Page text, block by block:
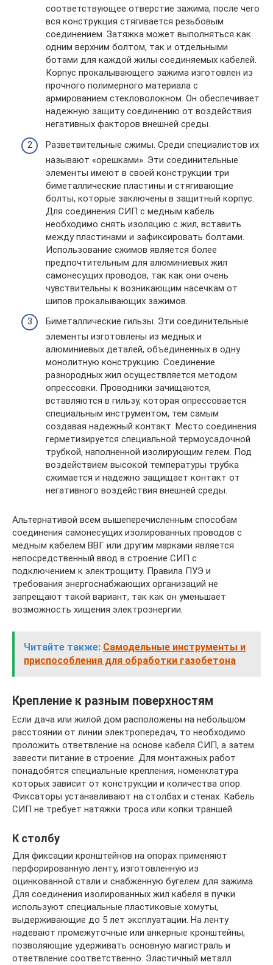
соответствующее отверстие зажима, после чего
вся конструкция стягивается резьбовым
соединением. Затяжка может выполняться как
одним верхним болтом, так и отдельными
ботами для каждой жилы соединяемых кабелей.
Корпус прокалывающего зажима изготовлен из
прочного полимерного материала с
армированием стекловолокном. Он обеспечивает
надежную защиту соединению от воздействия
негативных факторов внешней среды.
Разветвительные сжимы. Среди специалистов их
называют «орешками». Эти соединительные
элементы имеют в своей конструкции три
биметаллические пластины и стягивающие
болты, которые заключены в защитный корпус.
Для соединения СИП с медным кабель
необходимо снять изоляцию с жил, вставить
между пластинами и зафиксировать болтами.
Использование сжимов является более
предпочтительным для алюминиевых жил
самонесущих проводов, так как они очень
чувствительны к возникающим насечкам от
шипов прокалывающих зажимов.
Биметаллические гильзы. Эти соединительные
элементы изготовлены из медных и
алюминиевых деталей, объединенных в одну
монолитную конструкцию. Соединение
разнородных жил осуществляется методом
опрессовки. Проводники зачищаются,
вставляются в гильзу, которая опрессовается
специальным инструментом, тем самым
создавая надежный контакт. Место соединения
герметизируется специальной термоусадочной
трубкой, наполненной изолирующим гелем. Под
воздействием высокой температуры трубка
сжимается и надежно защищает контакт от
негативного воздействия внешней среды.
Альтернативой всем вышеперечисленным способам
соединения самонесущих изолированных проводов с
медным кабелем ВВГ или другим марками является
непосредственный ввод в строение СИП с
подключением к электрощиту. Правила ПУЭ и
требования энергоснабжающих организаций не
запрещают такой вариант, так как он уменьшает
возможность хищения электроэнергии.
Читайте также: Самодельные инструменты и
приспособления для обработки газобетона
Крепление к разным поверхностям
Если дача или жилой дом расположены на небольшом
расстоянии от линии электропередач, то необходимо
проложить ответвление на основе кабеля СИП, а затем
завести питание в строение. Для монтажных работ
понадобятся специальные крепления, номенклатура
которых зависит от конструкции и количества опор.
Фиксаторы устанавливают на столбах и стенах. Кабель
СИП не требует натяжки троса или копки траншей.
К столбу
Для фиксации кронштейнов на опорах применяют
перфорированную ленту, изготовленную из
оцинкованной стали и снабженную бугелем для зажима.
Для соединения изолированных жил кабеля в пучки
используют специальные пластиковые хомуты,
выдерживающие до 5 лет эксплуатации. На ленту
надевают промежуточные или анкерные кронштейны,
позволяющие удерживать основную магистраль и
ответвление соответственно. Эластичный металл